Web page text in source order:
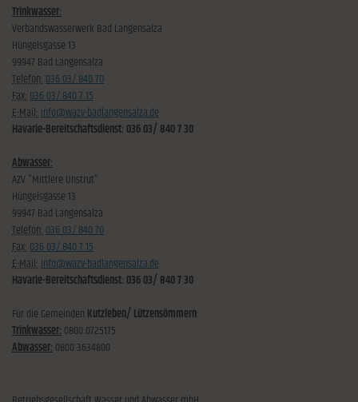
Trinkwasser:
Verbandswasserwerk Bad Langensalza
Hüngelsgasse 13
99947 Bad Langensalza
Telefon:036 03/ 840 70
Fax:036 03/ 840 7 15
E-Mail:info@wazv-badlangensalza.de
Havarie-Bereitschaftsdienst: 036 03/ 840 7 30
Abwasser:
AZV "Mittlere Unstrut"
Hüngelsgasse 13
99947 Bad Langensalza
Telefon:036 03/ 840 70
Fax:036 03/ 840 7 15
E-Mail:info@wazv-badlangensalza.de
Havarie-Bereitschaftsdienst: 036 03/ 840 7 30
Für die Gemeinden Kutzleben/ Lützensömmern
Trinkwasser:0800 0725175
Abwasser:0800 3634800